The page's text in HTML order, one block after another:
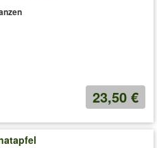
23,50 €